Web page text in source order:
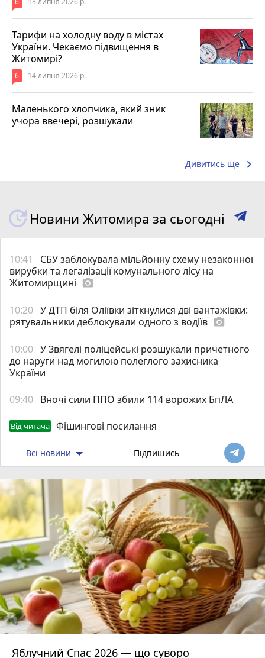
Тарифи на холодну воду в містах
України. Чекаємо підвищення в
Житомирі?
6 14 липня 2026 р.
Маленького хлопчика, який зник
учора ввечері, розшукали
Дивитись ще keyboard_arrow_right
Новини Житомира за сьогодні
10:41
СБУ заблокувала мільйонну схему незаконної
вирубки та легалізації комунального лісу на
Житомирщині photo_camera
10:20 У ДТП біля Оліївки зіткнулися дві вантажівки:
рятувальники деблокували одного з водіїв photo_camera
10:00 У Звягелі поліцейські розшукали причетного
до наруги над могилою полеглого захисника
України
09:40 Вночі сили ППО збили 114 ворожих БпЛА
Від читача Фішингові посилання
Всі новини Підпишись
Яблучний Спас 2026 — що суворо